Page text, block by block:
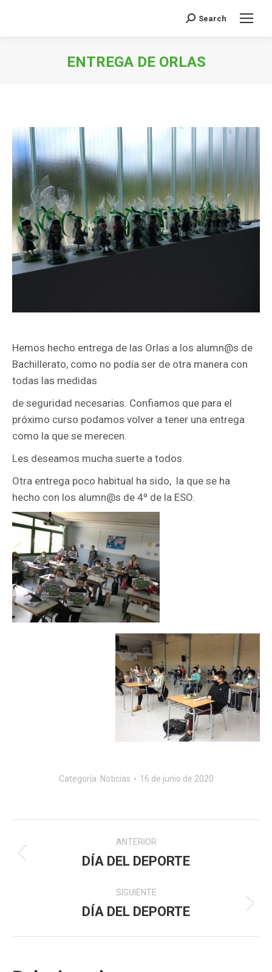
Buscar:
Search
ENTREGA DE ORLAS
Hemos hecho entrega de las Orlas a los alumn@s de
Bachillerato, como no podía ser de otra manera con
todas las medidas
de seguridad necesarias. Confiamos que para el
próximo curso podamos volver a tener una entrega
como la que se merecen.
Les deseamos mucha suerte a todos.
Otra entrega poco habitual ha sido, la que se ha
hecho con los alumn@s de 4º de la ESO.
Categoría: Noticias 16 de junio de 2020
Navegación
entre
publicaciones
ANTERIOR
Publicación
DÍA DEL DEPORTE
SIGUIENTE
Publicación
DÍA DEL DEPORTE